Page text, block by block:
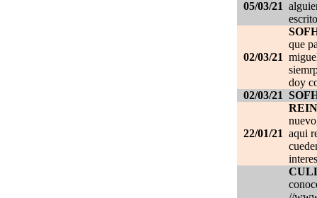
05/03/21
02/03/21
que
doy
02/03/21
22/01/21 aqui